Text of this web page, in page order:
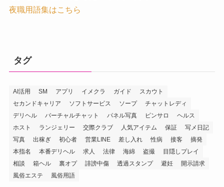
夜職用語集はこちら
タグ
AI活用 SM アプリ イメクラ ガイド
スカウト
セカンドキャリア
ソフトサービス ソープ
チャットレディ
デリヘル
バーチャルチャット パネル写真 ピンサロ
ヘルス
ホスト
ランジェリー 交際クラブ 人気アイテム 保証
写メ日記
写真
出稼ぎ 初心者 営業LINE 差し入れ 性病 接客
摘発
本指名
本番デリヘル 求人 法律 海綿 盗撮
目隠しプレイ
相談
箱ヘル 裏オプ 誹謗中傷 透過スタンプ 避妊
開示請求
風俗エステ
風俗用語